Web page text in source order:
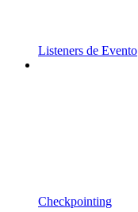
Listeners de Evento
Checkpointing